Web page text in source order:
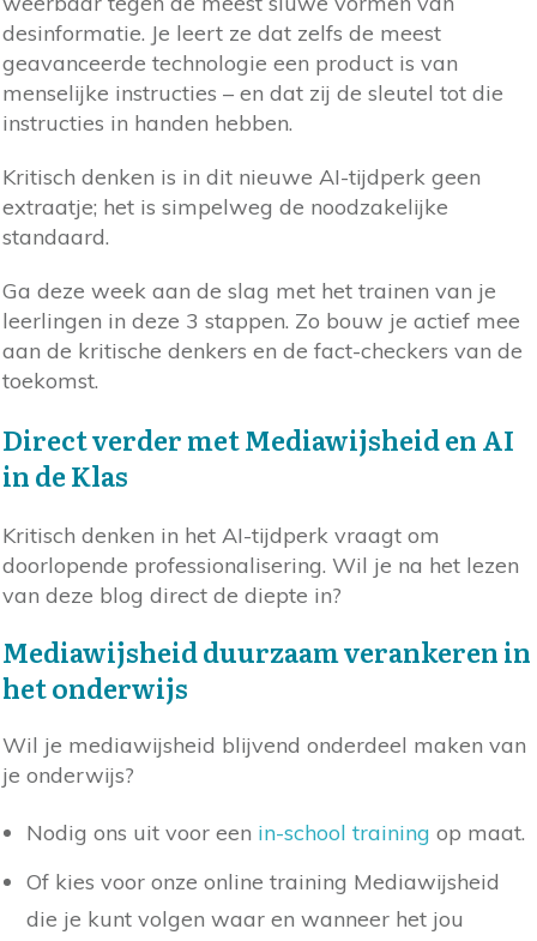
desinformatie. Je leert ze dat zelfs de meest
geavanceerde technologie een product is van
menselijke instructies – en dat zij de sleutel tot die
instructies in handen hebben.
Kritisch denken is in dit nieuwe AI-tijdperk geen
extraatje; het is simpelweg de noodzakelijke
standaard.
Ga deze week aan de slag met het trainen van je
leerlingen in deze 3 stappen. Zo bouw je actief mee
aan de kritische denkers en de fact-checkers van de
toekomst.
Direct verder met Mediawijsheid en AI
in de Klas
Kritisch denken in het AI-tijdperk vraagt om
doorlopende professionalisering. Wil je na het lezen
van deze blog direct de diepte in?
Mediawijsheid duurzaam verankeren in
het onderwijs
Wil je mediawijsheid blijvend onderdeel maken van
je onderwijs?
Nodig ons uit voor een in-school training op maat.
Of kies voor onze online training Mediawijsheid
die je kunt volgen waar en wanneer het jou